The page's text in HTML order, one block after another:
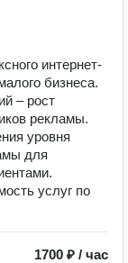
интернет-
бизнеса.
– рост
рекламы.
уровня
для
услуг по
1700 ₽ / час